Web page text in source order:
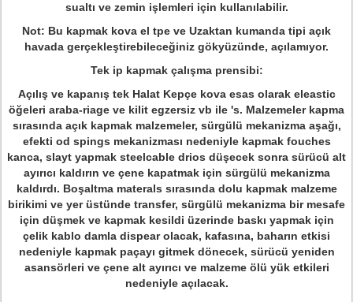
sualtı ve zemin işlemleri için kullanılabilir.
Not: Bu kapmak kova el tpe ve Uzaktan kumanda tipi açık
havada gerçekleştirebileceğiniz gökyüzünde, açılamıyor.
Tek ip kapmak çalışma prensibi:
Açılış ve kapanış tek Halat Kepçe kova esas olarak eleastic
öğeleri araba-riage ve kilit egzersiz vb ile 's. Malzemeler kapma
sırasında açık kapmak malzemeler, sürgülü mekanizma aşağı,
efekti od spings mekanizması nedeniyle kapmak fouches
kanca, slayt yapmak steelcable drios düşecek sonra sürücü alt
ayırıcı kaldırın ve çene kapatmak için sürgülü mekanizma
kaldırdı. Boşaltma materals sırasında dolu kapmak malzeme
birikimi ve yer üstünde transfer, sürgülü mekanizma bir mesafe
için düşmek ve kapmak kesildi üzerinde baskı yapmak için
çelik kablo damla dispear olacak, kafasına, baharın etkisi
nedeniyle kapmak paçayı gitmek dönecek, sürücü yeniden
asansörleri ve çene alt ayırıcı ve malzeme ölü yük etkileri
nedeniyle açılacak.